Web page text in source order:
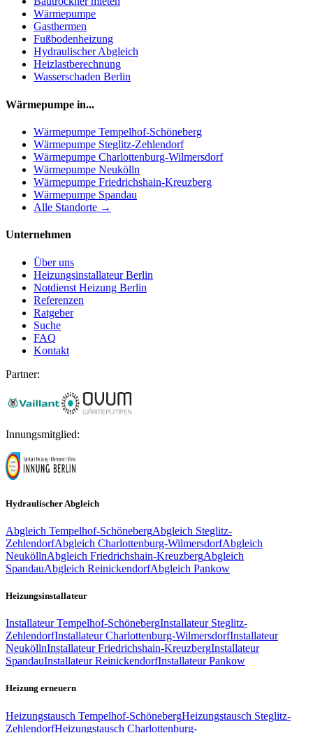
Wärmepumpe
Gasthermen
Fußbodenheizung
Hydraulischer Abgleich
Heizlastberechnung
Wasserschaden Berlin
Wärmepumpe in...
Wärmepumpe Tempelhof-Schöneberg
Wärmepumpe Steglitz-Zehlendorf
Wärmepumpe Charlottenburg-Wilmersdorf
Wärmepumpe Neukölln
Wärmepumpe Friedrichshain-Kreuzberg
Wärmepumpe Spandau
Alle Standorte →
Unternehmen
Über uns
Heizungsinstallateur Berlin
Notdienst Heizung Berlin
Referenzen
Ratgeber
Suche
FAQ
Kontakt
Partner:
Innungsmitglied:
Hydraulischer Abgleich
Abgleich Tempelhof-SchönebergAbgleich Steglitz-
ZehlendorfAbgleich Charlottenburg-WilmersdorfAbgleich
NeuköllnAbgleich Friedrichshain-KreuzbergAbgleich
SpandauAbgleich ReinickendorfAbgleich Pankow
Heizungsinstallateur
Installateur Tempelhof-SchönebergInstallateur Steglitz-
ZehlendorfInstallateur Charlottenburg-WilmersdorfInstallateur
NeuköllnInstallateur Friedrichshain-KreuzbergInstallateur
SpandauInstallateur ReinickendorfInstallateur Pankow
Heizung erneuern
Heizungstausch Tempelhof-SchönebergHeizungstausch Steglitz-
ZehlendorfHeizungstausch Charlottenburg-